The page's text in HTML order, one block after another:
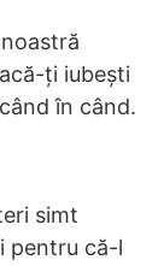
ți iubești
în când.
simt
pentru că-l